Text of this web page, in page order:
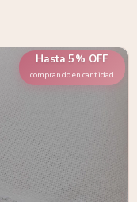
Hasta 5% OFF
comprando en cantidad